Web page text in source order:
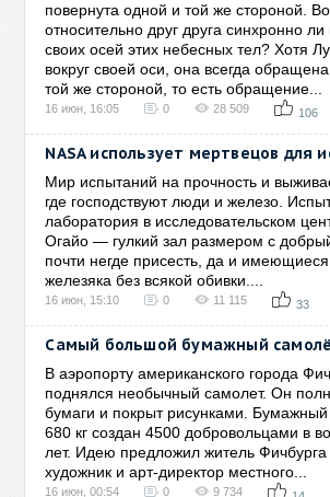
повернута одной и той же стороной.
относительно друг друга синхронно
своих осей этих небесных тел? Хотя
вокруг своей оси, она всегда
той же стороной, то есть обращение...
16 июн, 16:05 0 28 509 106
NASA использует мертвецов для
Мир испытаний на прочность и
где господствуют люди и железо.
лаборатория в исследовательском
Огайо — гулкий зал размером с
почти негде присесть, да и
железяка без всякой обивки....
16 июн, 15:10 0 11 115 33
Самый большой бумажный
В аэропорту американского города
поднялся необычный самолет. Он
бумаги и покрыт рисунками.
680 кг создан 4500 добровольцами в
лет. Идею предложил житель
художник и арт-директор местного...
16 июн, 00:54 0 9 734